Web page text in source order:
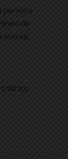
persona
de
massa:
de tot